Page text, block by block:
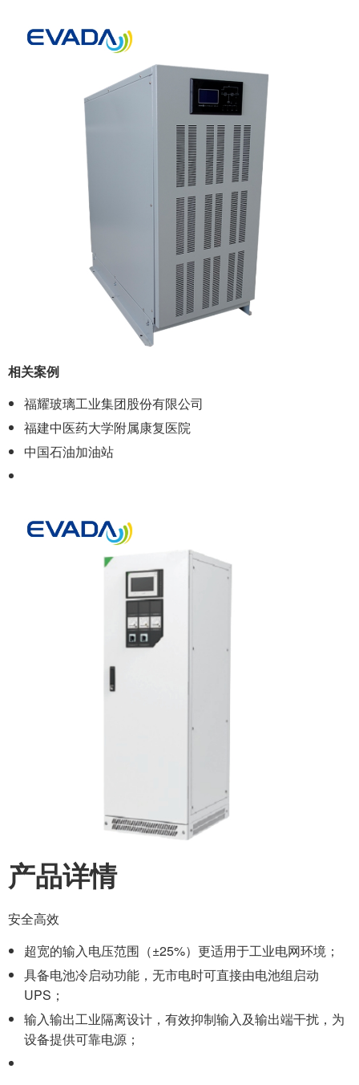
相关案例
福耀玻璃工业集团股份有限公司
福建中医药大学附属康复医院
中国石油加油站
产品详情
安全高效
超宽的输入电压范围（±25%）更适用于工业电网环境；
具备电池冷启动功能，无市电时可直接由电池组启动
UPS；
输入输出工业隔离设计，有效抑制输入及输出端干扰，为
设备提供可靠电源；